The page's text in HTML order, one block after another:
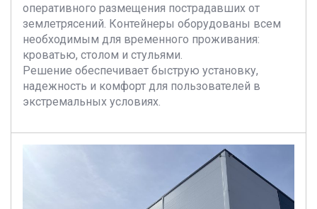
оперативного размещения пострадавших от
землетрясений. Контейнеры оборудованы всем
необходимым для временного проживания:
кроватью, столом и стульями.
Решение обеспечивает быструю установку,
надежность и комфорт для пользователей в
экстремальных условиях.